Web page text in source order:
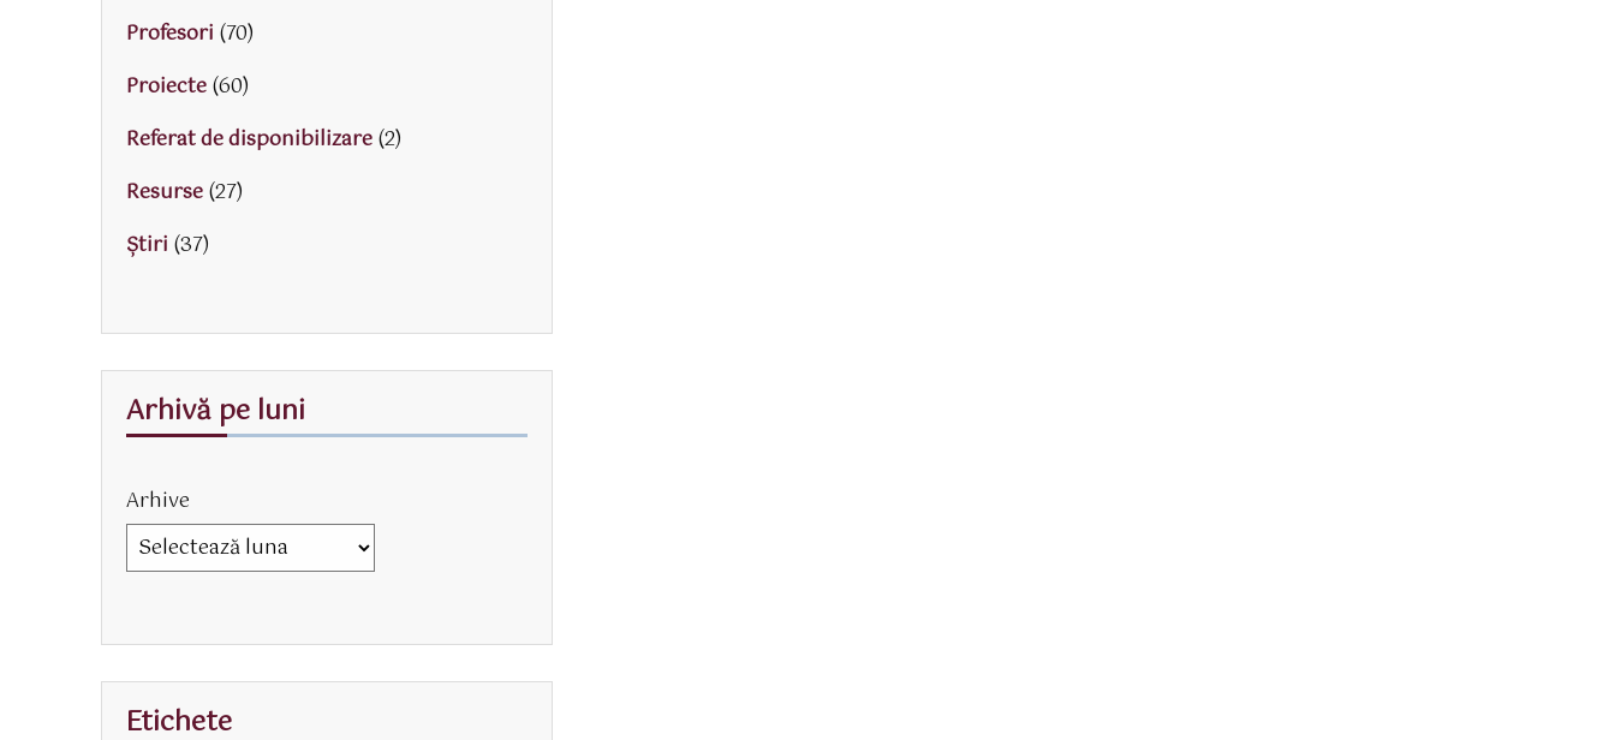
Profesori (70)
Proiecte(60)
Referat de disponibilizare(2)
Resurse(27)
Știri (37)
Arhivă pe luni
Arhive
Etichete